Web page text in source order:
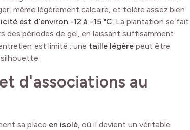
même légèrement calcaire, et tolère assez bien
est d’environ -12 à -15 °C. La plantation se fait
des périodes de gel, en laissant suffisamment
est limité : une taille légère peut être
silhouette.
d'associations au
sa place en isolé, où il devient un véritable